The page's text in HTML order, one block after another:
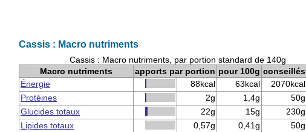
Cassis : Macro nutriments
Cassis : Macro nutriments, par portion standard de 140g
Macro nutriments
apports par portion pour 100g conseillés
Énergie
88kcal 63kcal 2070kcal
Protéines
2g 1,4g 50g
Glucides totaux
22g 15g 230g
Lipides totaux
0,57g 0,41g 50g